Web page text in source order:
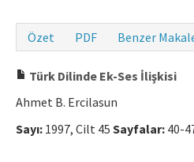
Özet
PDF Benzer
Türk Dilinde Ek-Ses İlişkisi
Ahmet B. Ercilasun
Sayı: 1997, Cilt 45 Sayfalar: 40-